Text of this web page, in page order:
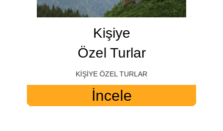
Kişiye
Özel Turlar
KİŞİYE ÖZEL TURLAR
İncele